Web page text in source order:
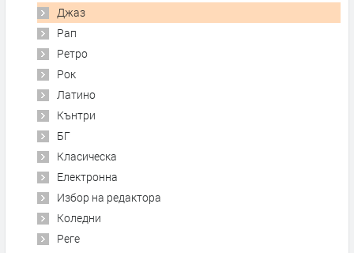
Джаз
Рап
Ретро
Рок
Латино
Кънтри
БГ
Класическа
Електронна
Избор на редактора
Коледни
Реге